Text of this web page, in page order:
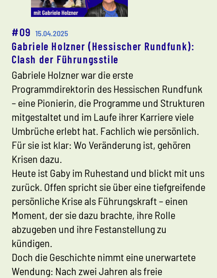
#09 15.04.2025
Gabriele Holzner (Hessischer Rundfunk):
Clash der Führungsstile
Gabriele Holzner war die erste
Programmdirektorin des Hessischen Rundfunk
– eine Pionierin, die Programme und Strukturen
mitgestaltet und im Laufe ihrer Karriere viele
Umbrüche erlebt hat. Fachlich wie persönlich.
Für sie ist klar: Wo Veränderung ist, gehören
Krisen dazu.
Heute ist Gaby im Ruhestand und blickt mit uns
zurück. Offen spricht sie über eine tiefgreifende
persönliche Krise als Führungskraft – einen
Moment, der sie dazu brachte, ihre Rolle
abzugeben und ihre Festanstellung zu
kündigen.
Doch die Geschichte nimmt eine unerwartete
Wendung: Nach zwei Jahren als freie